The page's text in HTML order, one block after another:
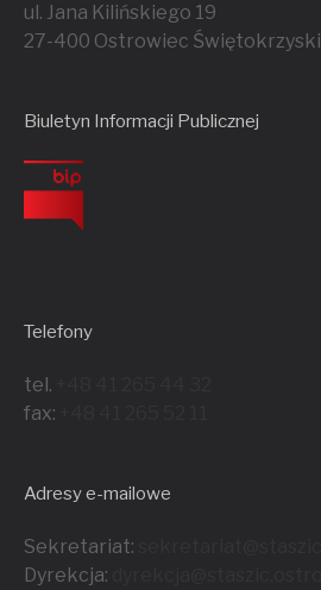
ul. Jana Kilińskiego 19
27-400 Ostrowiec Świętokrzyski
Biuletyn Informacji Publicznej
Telefony
tel.
fax:
Adresy e-mailowe
Sekretariat:
Dyrekcja: